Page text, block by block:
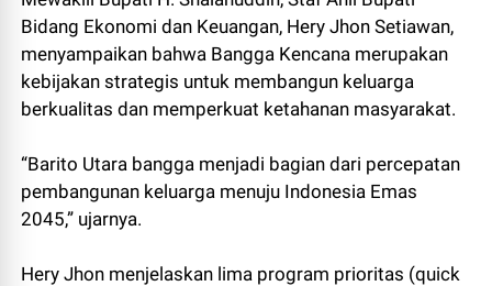
Bidang Ekonomi dan Keuangan, Hery Jhon Setiawan,
menyampaikan bahwa Bangga Kencana merupakan
kebijakan strategis untuk membangun keluarga
berkualitas dan memperkuat ketahanan masyarakat.
“Barito Utara bangga menjadi bagian dari percepatan
pembangunan keluarga menuju Indonesia Emas
2045,” ujarnya.
Hery Jhon menjelaskan lima program prioritas (quick